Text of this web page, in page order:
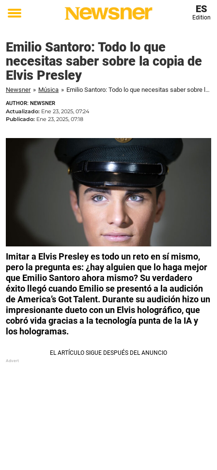
Toggle
ES
Edition
Emilio Santoro: Todo lo que
necesitas saber sobre la copia de
Elvis Presley
Newsner » Música » Emilio Santoro: Todo lo que necesitas saber sobre la copia de Elvis Presley
AUTHOR: NEWSNER
Actualizado: Ene 23, 2025, 07:24
Publicado: Ene 23, 2025, 07:18
Imitar a Elvis Presley es todo un reto en sí mismo,
pero la pregunta es: ¿hay alguien que lo haga mejor
que Emilio Santoro ahora mismo? Su verdadero
éxito llegó cuando Emilio se presentó a la audición
de America’s Got Talent. Durante su audición hizo un
impresionante dueto con un Elvis holográfico, que
cobró vida gracias a la tecnología punta de la IA y
los hologramas.